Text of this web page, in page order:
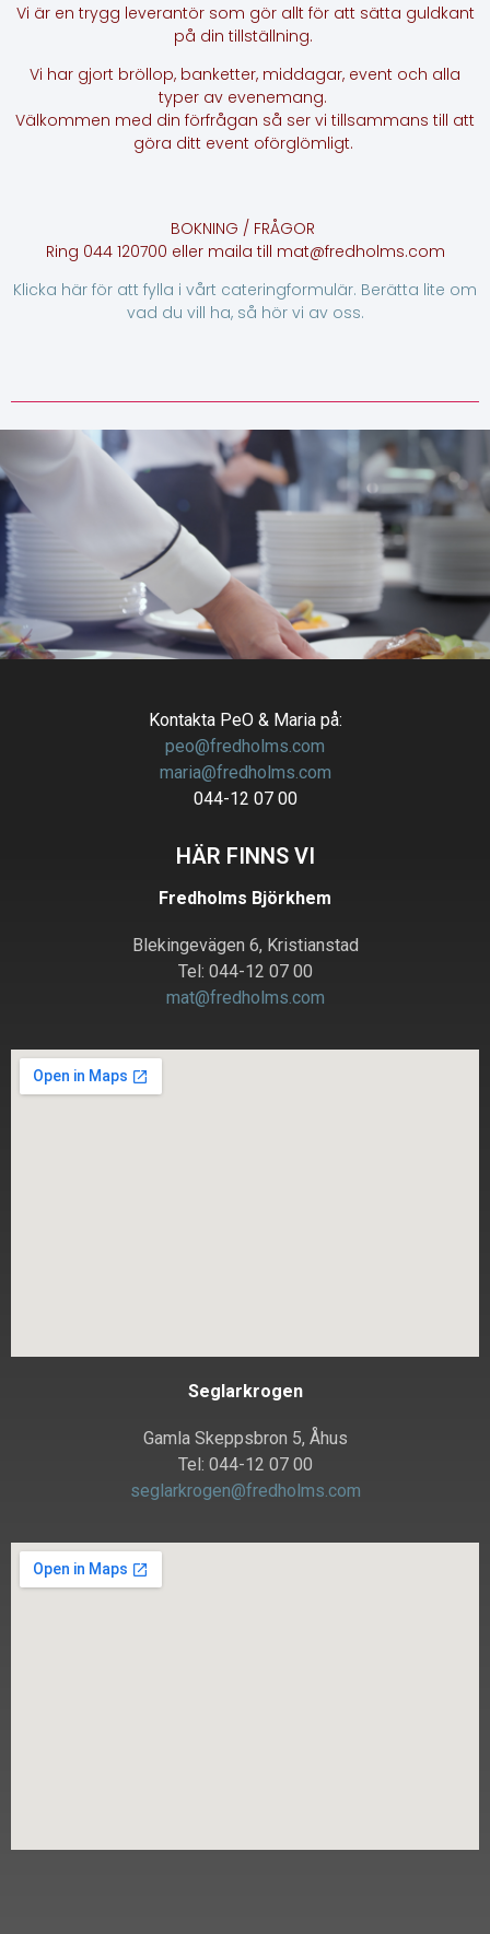
Vi är en trygg leverantör som gör allt för att sätta guldkant
på din tillställning.
Vi har gjort bröllop, banketter, middagar, event och alla
typer av evenemang.
Välkommen med din förfrågan så ser vi tillsammans till att
göra ditt event oförglömligt.
BOKNING / FRÅGOR
Ring 044 120700 eller maila till mat@fredholms.com
Klicka här för att fylla i vårt cateringformulär. Berätta lite om
vad du vill ha, så hör vi av oss.
Kontakta PeO & Maria på:
peo@fredholms.com
maria@fredholms.com
044-12 07 00
HÄR FINNS VI
Fredholms Björkhem
Blekingevägen 6, Kristianstad
Tel: 044-12 07 00
mat@fredholms.com
Seglarkrogen
Gamla Skeppsbron 5, Åhus
Tel: 044-12 07 00
seglarkrogen@fredholms.com